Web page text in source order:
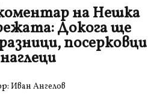
на Нешка
Докога ще
посерковци
Иван Ангелов